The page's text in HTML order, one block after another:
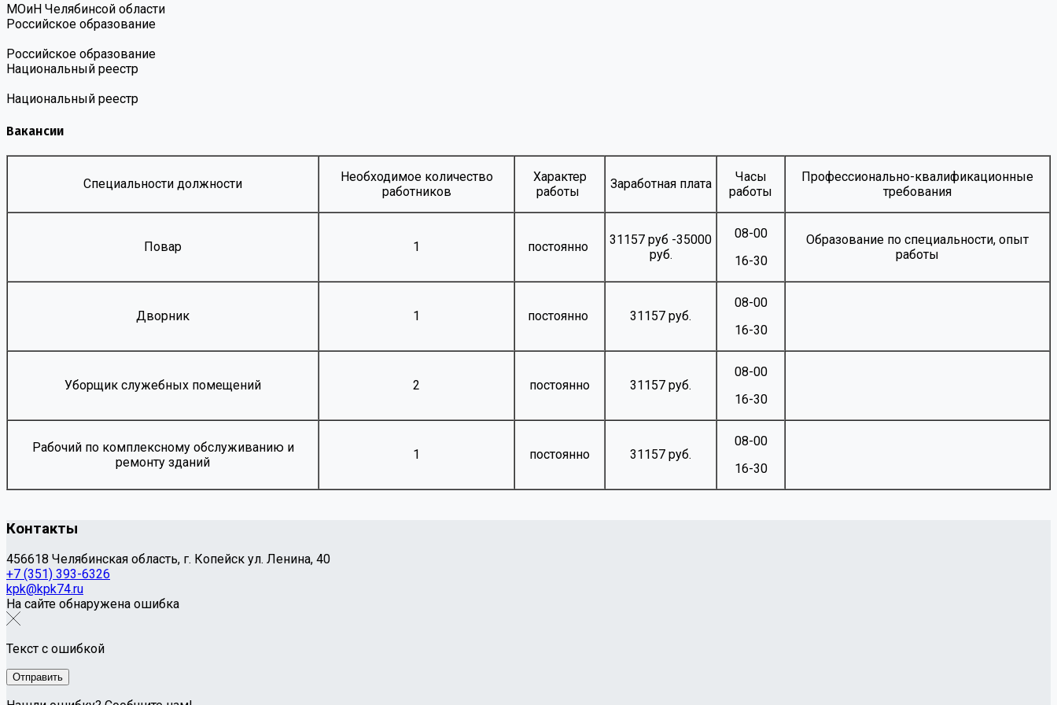
МОиН Челябинсой области
Российское образование
Российское образование
Национальный реестр
Национальный реестр
Вакансии
Специальности должности
Необходимое количество
работников
Характер
работы
Заработная плата
Часы
работы
Профессионально-квалификационные
требования
Повар 1 постоянно
31157 руб -35000
руб.
08-00
16-30
Образование по специальности, опыт
работы
Дворник 1 постоянно 31157 руб.
08-00
16-30
Уборщик служебных помещений 2 постоянно 31157 руб.
08-00
16-30
Рабочий по комплексному обслуживанию и
ремонту зданий
1 постоянно 31157 руб.
08-00
16-30
Контакты
456618 Челябинская область, г. Копейск ул. Ленина, 40
+7 (351) 393-6326
kpk@kpk74.ru
На сайте обнаружена ошибка
Текст с ошибкой